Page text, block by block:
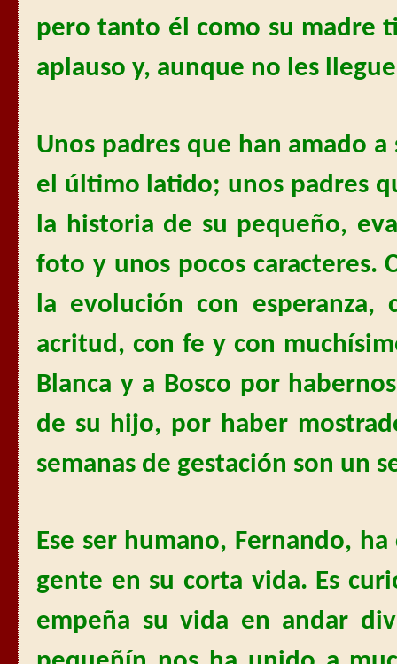
pero tanto él como su madre
aplauso y, aunque no les
Unos padres que han amado
el último latido; unos padres
la historia de su pequeño,
foto y unos pocos caracteres.
la evolución con
acritud, con fe y con
Blanca y a Bosco por
de su hijo, por haber
semanas de gestación son un
Ese ser humano, Fernando,
gente en su corta vida. Es
empeña su vida en andar